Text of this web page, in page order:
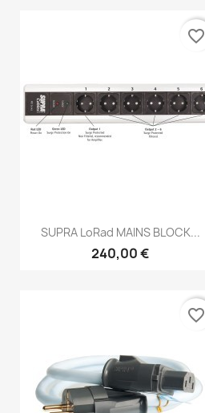
Anteprima
SUPRA LoRad MAINS BLOCK...
240,00 €
favorite_border
favorite_border